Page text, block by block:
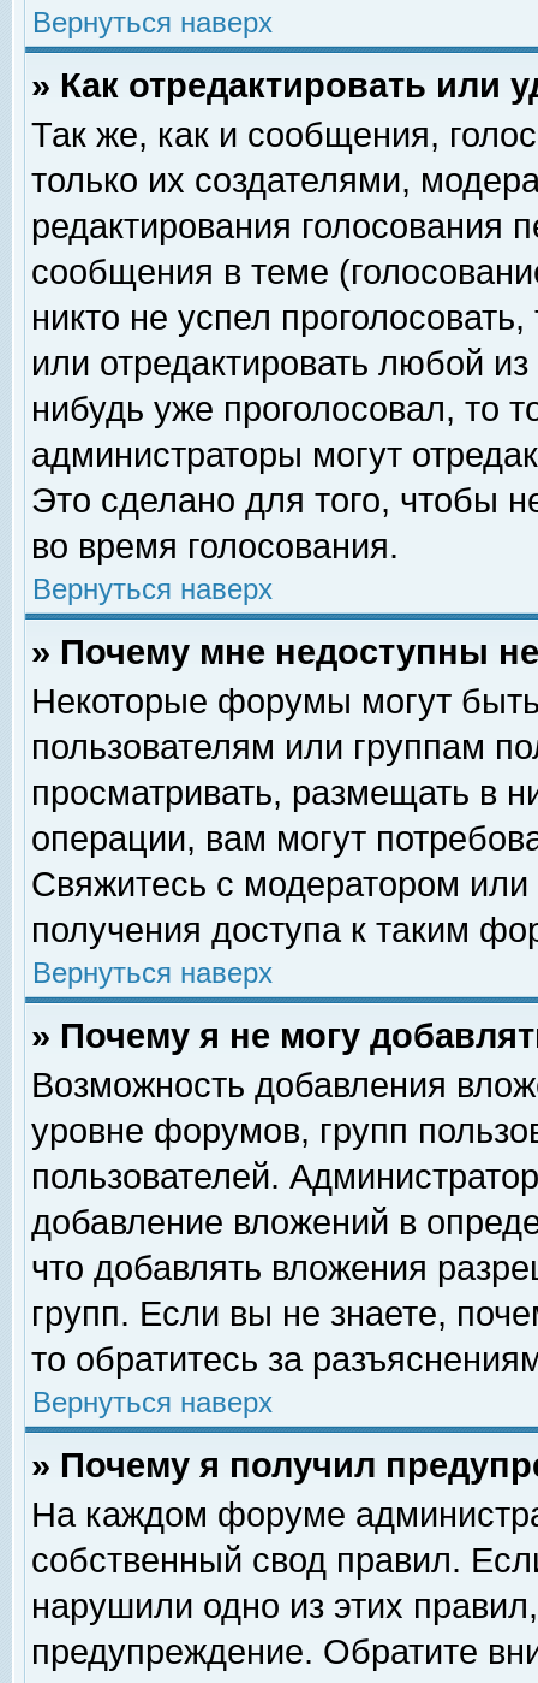
Вернуться наверх
» Как отредактировать или
Так же, как и сообщения,
только их создателями,
редактирования голосования
сообщения в теме
никто не успел
или отредактировать любой
нибудь уже проголосовал, то
администраторы могут
Это сделано для того, чтобы
во время голосования.
Вернуться наверх
» Почему мне недоступны
Некоторые форумы могут
пользователям или группам
просматривать, размещать в
операции, вам могут
Свяжитесь с модератором
получения доступа к таким
Вернуться наверх
» Почему я не могу
Возможность добавления
уровне форумов, групп
пользователей.
добавление вложений в
что добавлять вложения
групп. Если вы не знаете,
то обратитесь за
Вернуться наверх
» Почему я получил
На каждом форуме
собственный свод правил.
нарушили одно из этих
предупреждение. Обратите